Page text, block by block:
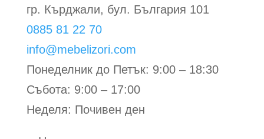
гр. Кърджали, бул. България 101
0885 81 22 70
info@mebelizori.com
Понеделник до Петък: 9:00 – 18:30
Събота: 9:00 – 17:00
Неделя: Почивен ден